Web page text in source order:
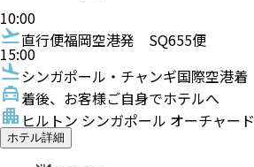
10:00
直行便福岡空港発 SQ655便
15:00
シンガポール・チャンギ国際空港着
着後、お客様ご自身でホテルへ
ヒルトン シンガポール オーチャード
ホテル詳細